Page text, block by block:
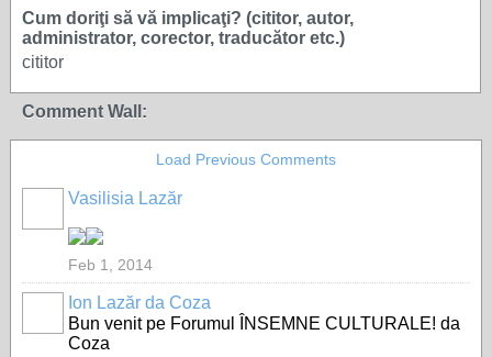
Cum doriţi să vă implicaţi? (cititor, autor,
administrator, corector, traducător etc.)
cititor
Comment Wall:
Load Previous Comments
Vasilisia Lazăr
Feb 1, 2014
Ion Lazăr da Coza
Bun venit pe Forumul ÎNSEMNE CULTURALE! da
Coza